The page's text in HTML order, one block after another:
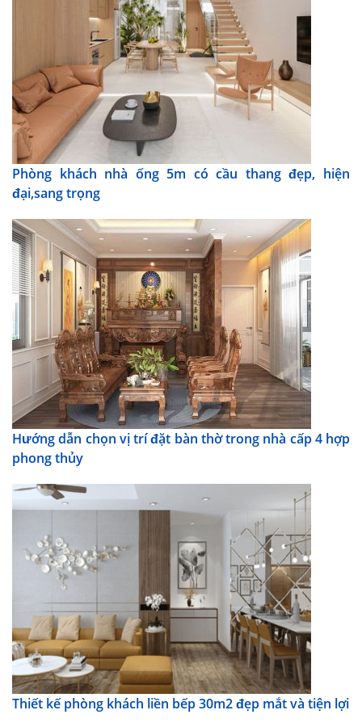
Phòng khách nhà ống 5m có cầu thang đẹp, hiện
đại,sang trọng
Hướng dẫn chọn vị trí đặt bàn thờ trong nhà cấp 4 hợp
phong thủy
Thiết kế phòng khách liền bếp 30m2 đẹp mắt và tiện lợi